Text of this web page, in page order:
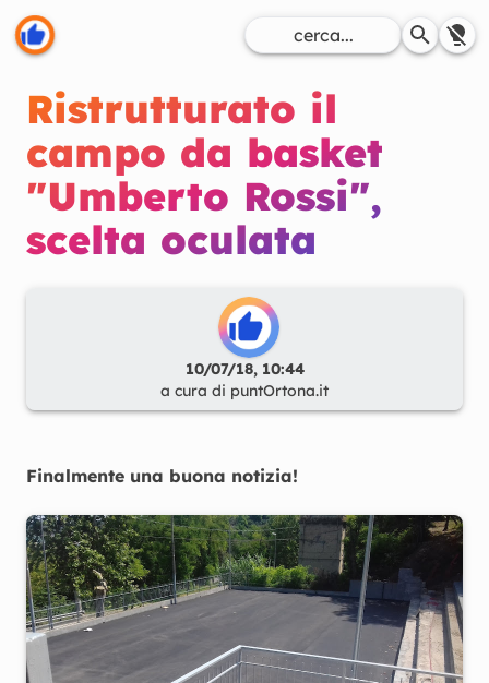
Ristrutturato il
campo da basket
"Umberto Rossi",
scelta oculata
10/07/18, 10:44
a cura di puntOrtona.it
Finalmente una buona notizia!